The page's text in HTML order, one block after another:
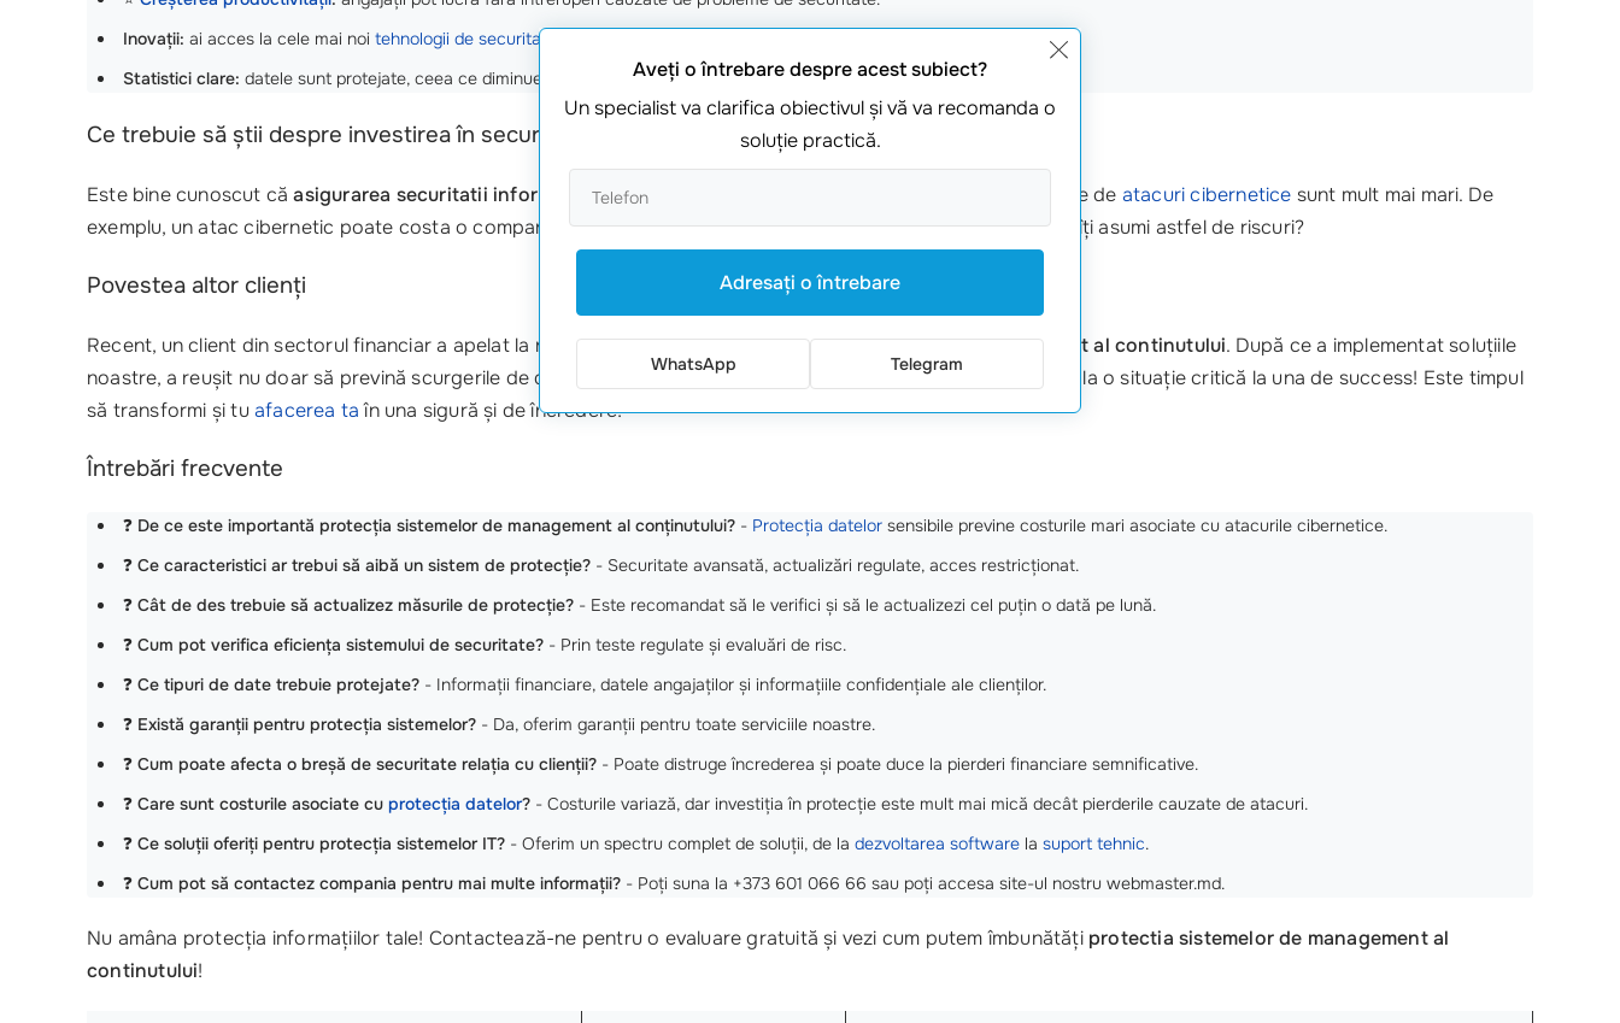
Inovații: ai acces la cele mai noi tehnologii de securitate
Statistici clare: datele sunt protejate, ceea ce diminuează riscurile financiare.
Ce trebuie să știi despre investirea în securitate IT
Este bine cunoscut căasigurarea securitatii informationalepoate părea costisitoare, dar pierderile provocate de atacuri cibernetice sunt mult mai mari. De
exemplu, un atac cibernetic poate costa o companie medie în jur de 200.000 de euro. Cât de pregătit ești să îți asumi astfel de riscuri?
Povestea altor clienți
Recent, un client din sectorul financiar a apelat la noi pentru a îmbunătățiprotectia sistemelor de management al continutului. După ce a implementat soluțiile
noastre, a reușit nu doar să prevină scurgerile de date, ci și să reducă costurile de operare cu 30%. A mers de la o situație critică la una de success! Este timpul
să transformi și tuafacerea taîn una sigură și de încredere!
Întrebări frecvente
❓ De ce este importantă protecția sistemelor de management al conținutului? - Protecția datelor sensibile previne costurile mari asociate cu atacurile cibernetice.
❓ Ce caracteristici ar trebui să aibă un sistem de protecție? - Securitate avansată, actualizări regulate, acces restricționat.
❓ Cât de des trebuie să actualizez măsurile de protecție? - Este recomandat să le verifici și să le actualizezi cel puțin o dată pe lună.
❓ Cum pot verifica eficiența sistemului de securitate? - Prin teste regulate și evaluări de risc.
❓ Ce tipuri de date trebuie protejate? - Informații financiare, datele angajaților și informațiile confidențiale ale clienților.
❓ Există garanții pentru protecția sistemelor? - Da, oferim garanții pentru toate serviciile noastre.
❓ Cum poate afecta o breșă de securitate relația cu clienții? - Poate distruge încrederea și poate duce la pierderi financiare semnificative.
❓ Care sunt costurile asociate cu protecția datelor? - Costurile variază, dar investiția în protecție este mult mai mică decât pierderile cauzate de atacuri.
❓ Ce soluții oferiți pentru protecția sistemelor IT? - Oferim un spectru complet de soluții, de la dezvoltarea software la suport tehnic.
❓ Cum pot să contactez compania pentru mai multe informații? - Poți suna la +373 601 066 66 sau poți accesa site-ul nostru webmaster.md.
Nu amâna protecția informațiilor tale! Contactează-ne pentru o evaluare gratuită și vezi cum putem îmbunătăți protectia sistemelor de management al
continutului!
Aveţi o întrebare despre acest subiect?
Un specialist va clarifica obiectivul şi vă va recomanda o
soluţie practică.
Adresaţi o întrebare
WhatsApp Telegram